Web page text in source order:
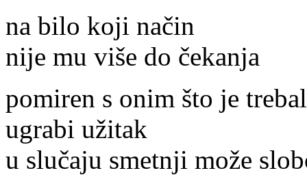
na bilo koji način
nije mu više do čekanja
pomiren s onim što je
ugrabi užitak
u slučaju smetnji može